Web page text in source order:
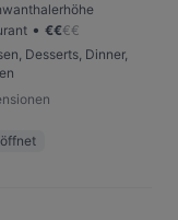
• €€€€
Desserts, Dinner,